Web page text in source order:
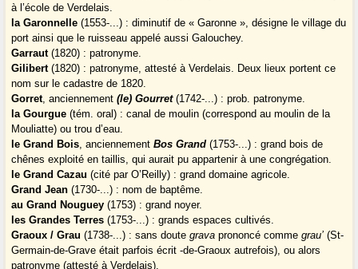
à l’école de Verdelais.
la Garonnelle (1553-...) : diminutif de « Garonne », désigne le village du
port ainsi que le ruisseau appelé aussi Galouchey.
Garraut(1820) : patronyme.
Gilibert(1820) : patronyme, attesté à Verdelais. Deux lieux portent ce
nom sur le cadastre de 1820.
Gorret, anciennement(le) Gourret (1742-...) : prob. patronyme.
la Gourgue (tém. oral) : canal de moulin (correspond au moulin de la
Mouliatte) ou trou d’eau.
le Grand Bois, anciennementBos Grand (1753-...) : grand bois de
chênes exploité en taillis, qui aurait pu appartenir à une congrégation.
le Grand Cazau (cité par O’Reilly) : grand domaine agricole.
Grand Jean (1730-...) : nom de baptême.
au Grand Nouguey (1753) : grand noyer.
les Grandes Terres (1753-...) : grands espaces cultivés.
Graoux / Grau (1738-...) : sans doutegrava prononcé commegrau’ (St-
Germain-de-Grave était parfois écrit -de-Graoux autrefois), ou alors
patronyme (attesté à Verdelais).